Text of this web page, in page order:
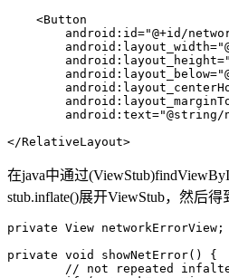
    <Button
android:id="@+id/
</RelativeLayout>
在java中通过
stub.inflate()展开ViewStub，然后得
private View networkErrorView;
private void showNetError() {